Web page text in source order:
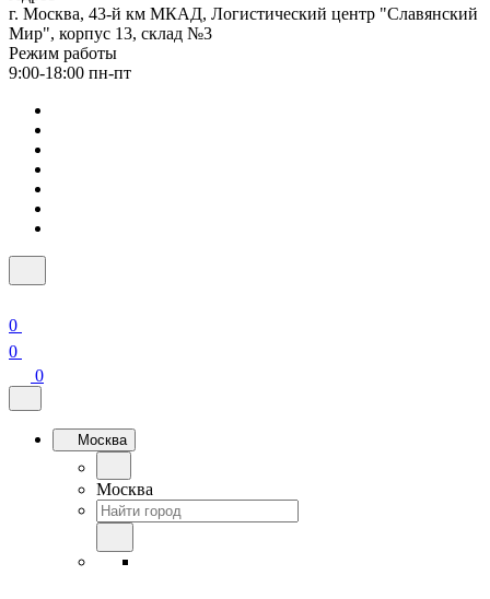
г. Москва, 43-й км МКАД, Логистический центр "Славянский
Мир", корпус 13, склад №3
Режим работы
9:00-18:00 пн-пт
0
0
0
Москва
Москва